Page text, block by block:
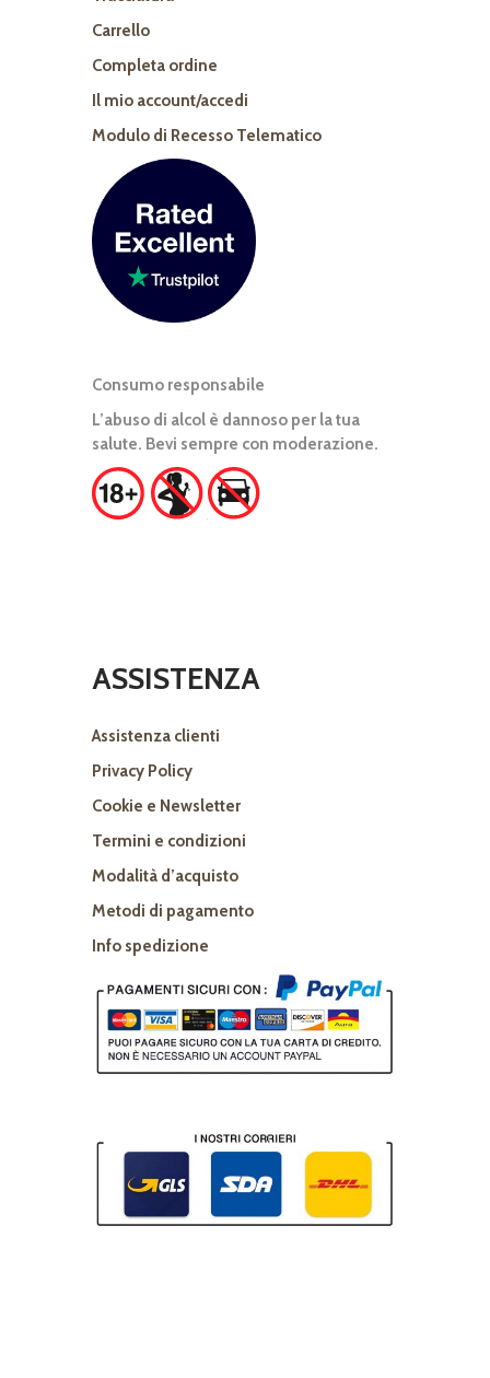
Carrello
Completa ordine
Il mio account/accedi
Modulo di Recesso Telematico
Consumo responsabile
L’abuso di alcol è dannoso per la tua
salute. Bevi sempre con moderazione.
ASSISTENZA
Assistenza clienti
Privacy Policy
Cookie e Newsletter
Termini e condizioni
Modalità d’acquisto
Metodi di pagamento
Info spedizione